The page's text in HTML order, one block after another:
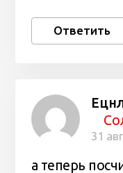
Ответить
31
а теперь